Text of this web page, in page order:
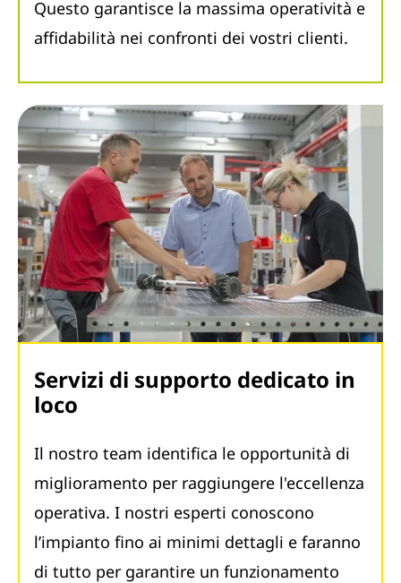
Questo garantisce la massima operatività e
affidabilità nei confronti dei vostri clienti.
Servizi di supporto dedicato in
loco
Il nostro team identifica le opportunità di
miglioramento per raggiungere l'eccellenza
operativa. I nostri esperti conoscono
l’impianto fino ai minimi dettagli e faranno
di tutto per garantire un funzionamento